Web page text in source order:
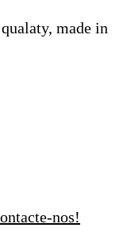
made in
nos!